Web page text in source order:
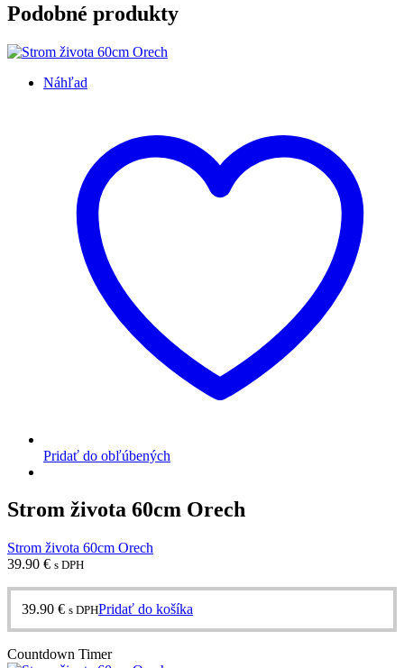
Podobné produkty
Náhľad
Pridať do obľúbených
Strom života 60cm Orech
Strom života 60cm Orech
39.90 € s DPH
39.90 € s DPHPridať do košíka
Countdown Timer